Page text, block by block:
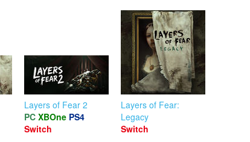
Layers of Fear 2
PC XBOne PS4
Switch
Layers of Fear:
Legacy
Switch